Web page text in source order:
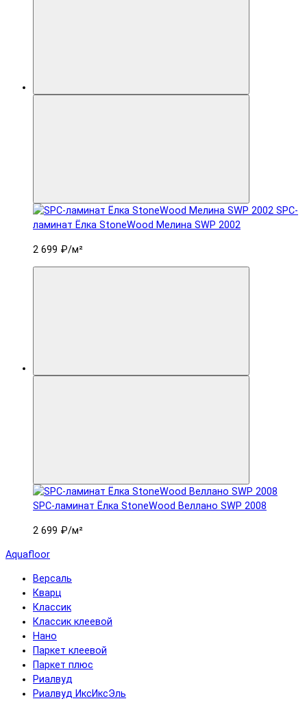
SPC-
ламинат Ëлка StoneWood Мелина SWP 2002
2 699 ₽/м²
SPC-ламинат Ëлка StoneWood Веллано SWP 2008
2 699 ₽/м²
Aquafloor
Версаль
Кварц
Классик
Классик клеевой
Нано
Паркет клеевой
Паркет плюс
Риалвуд
Риалвуд ИксИксЭль